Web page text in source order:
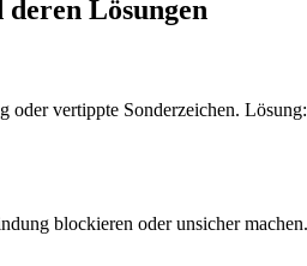
Lösungen
vertippte Sonderzeichen.
blockieren oder unsicher